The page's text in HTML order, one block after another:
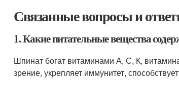
Связанные вопросы и
1. Какие питательные вещества
Шпинат богат витаминами А, С, К,
зрение, укрепляет иммунитет,